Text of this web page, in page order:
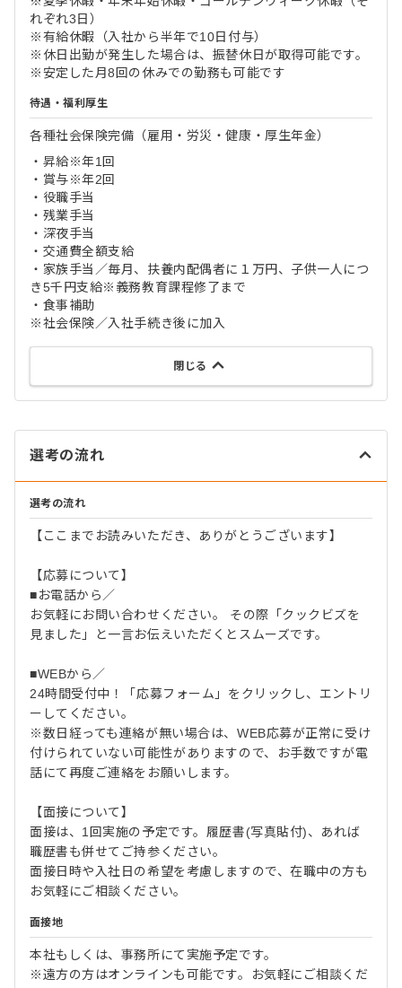
れぞれ3日）
※有給休暇（入社から半年で10日付与）
※休日出勤が発生した場合は、振替休日が取得可能です。
※安定した月8回の休みでの勤務も可能です
待遇・福利厚生
各種社会保険完備（雇用・労災・健康・厚生年金）
・昇給※年1回
・賞与※年2回
・役職手当
・残業手当
・深夜手当
・交通費全額支給
・家族手当／毎月、扶養内配偶者に１万円、子供一人につ
き5千円支給※義務教育課程修了まで
・食事補助
※社会保険／入社手続き後に加入
閉じる
選考の流れ
選考の流れ
【ここまでお読みいただき、ありがとうございます】
【応募について】
■お電話から／
お気軽にお問い合わせください。 その際「クックビズを
見ました」と一言お伝えいただくとスムーズです。
■WEBから／
24時間受付中！「応募フォーム」をクリックし、エントリ
ーしてください。
※数日経っても連絡が無い場合は、WEB応募が正常に受け
付けられていない可能性がありますので、お手数ですが電
話にて再度ご連絡をお願いします。
【面接について】
面接は、1回実施の予定です。履歴書(写真貼付)、あれば
職歴書も併せてご持参ください。
面接日時や入社日の希望を考慮しますので、在職中の方も
お気軽にご相談ください。
面接地
本社もしくは、事務所にて実施予定です。
※遠方の方はオンラインも可能です。お気軽にご相談くだ